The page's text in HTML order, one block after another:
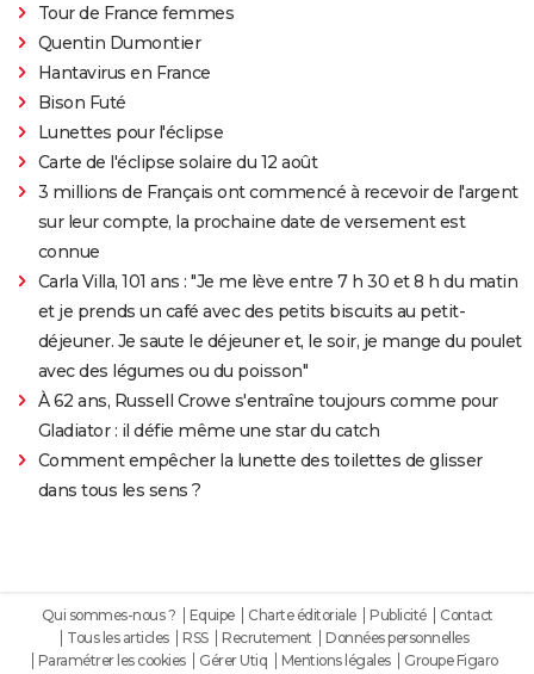
Tour de France femmes
Quentin Dumontier
Hantavirus en France
Bison Futé
Lunettes pour l'éclipse
Carte de l'éclipse solaire du 12 août
3 millions de Français ont commencé à recevoir de l'argent
sur leur compte, la prochaine date de versement est
connue
Carla Villa, 101 ans : "Je me lève entre 7 h 30 et 8 h du matin
et je prends un café avec des petits biscuits au petit-
déjeuner. Je saute le déjeuner et, le soir, je mange du poulet
avec des légumes ou du poisson"
À 62 ans, Russell Crowe s'entraîne toujours comme pour
Gladiator : il défie même une star du catch
Comment empêcher la lunette des toilettes de glisser
dans tous les sens ?
Qui sommes-nous ? Equipe Charte éditoriale Publicité
Contact
Tous les articles
RSS Recrutement
Données personnelles
Paramétrer les cookies
Gérer Utiq Mentions légales
Groupe Figaro